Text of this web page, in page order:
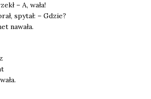
– A, wała!
spy­tał: – Gdzie?
nawa­ła.